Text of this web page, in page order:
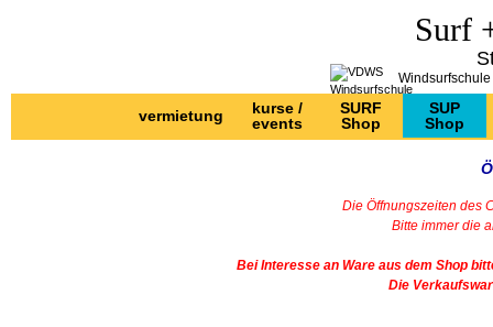
Surf
vermietung
kurse /
events
SURF
Shop
SUP
Shop
Die Öffnungszeiten des
Bitte immer die
Bei Interesse an Ware aus dem Shop
Die